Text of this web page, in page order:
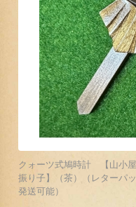
クォーツ式鳩時計 【山小
振り子】（茶）（レターパ
発送可能）